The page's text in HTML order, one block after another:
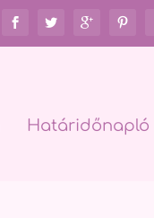
Határidőnapló